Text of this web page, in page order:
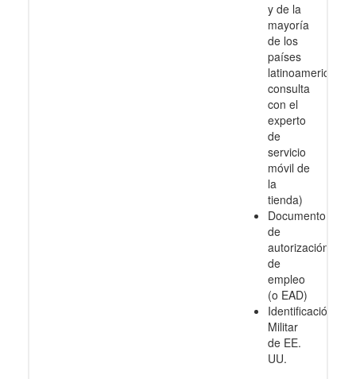
y de la
mayoría
de los
países
latinoamericanos,
consulta
con el
experto
de
servicio
móvil de
la
tienda)
Documento
de
autorización
de
empleo
(o EAD)
Identificación
Militar
de EE.
UU.